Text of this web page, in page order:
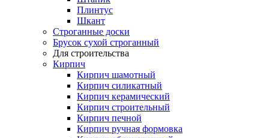
Плинтус
Шкант
Строганные доски
Брусок сухой строганный
Для строительства
Кирпич
Кирпич шамотный
Кирпич силикатный
Кирпич керамический
Кирпич строительный
Кирпич печной
Кирпич ручная формовка